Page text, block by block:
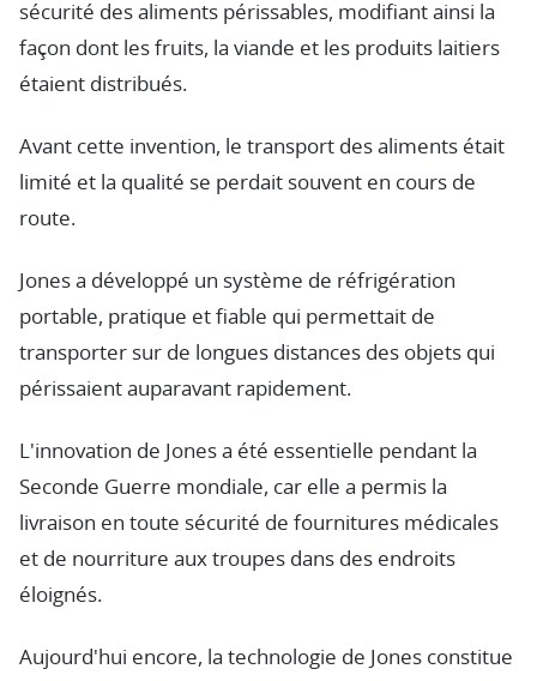
sécurité des aliments périssables, modifiant ainsi la
façon dont les fruits, la viande et les produits laitiers
étaient distribués.
Avant cette invention, le transport des aliments était
limité et la qualité se perdait souvent en cours de
route.
Jones a développé un système de réfrigération
portable, pratique et fiable qui permettait de
transporter sur de longues distances des objets qui
périssaient auparavant rapidement.
L'innovation de Jones a été essentielle pendant la
Seconde Guerre mondiale, car elle a permis la
livraison en toute sécurité de fournitures médicales
et de nourriture aux troupes dans des endroits
éloignés.
Aujourd'hui encore, la technologie de Jones constitue